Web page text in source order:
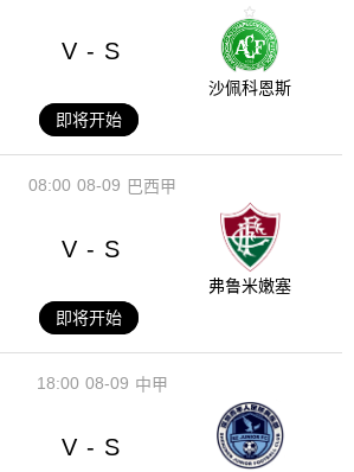
V - S
沙佩科恩斯
即将开始
08-09
08:00 巴西甲
V - S
弗鲁米嫩塞
即将开始
08-09
18:00 中甲
V - S